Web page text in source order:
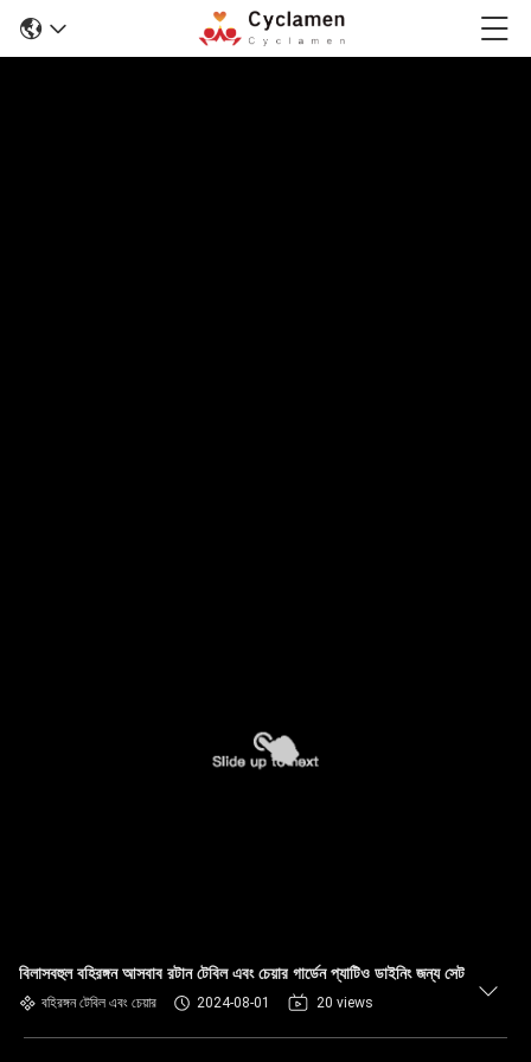
বিলাসবহুল বহিরঙ্গন আসবাব রটান টেবিল এবং চেয়ার গার্ডেন প্যাটিও ডাইনিং জন্য সেট
বহিরঙ্গন টেবিল এবং চেয়ার 2024-08-01 20 views